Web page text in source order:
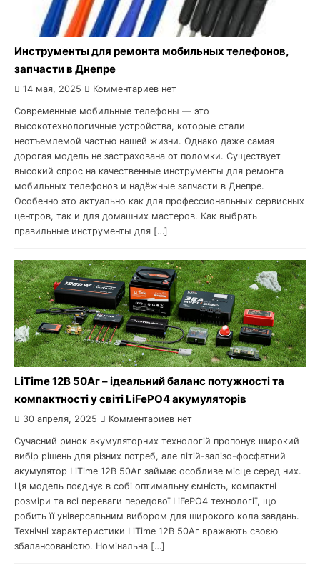
Инструменты для ремонта мобильных телефонов,
запчасти в Днепре
14 мая, 2025 Комментариев нет
Современные мобильные телефоны — это
высокотехнологичные устройства, которые стали
неотъемлемой частью нашей жизни. Однако даже самая
дорогая модель не застрахована от поломки. Существует
высокий спрос на качественные инструменты для ремонта
мобильных телефонов и надёжные запчасти в Днепре.
Особенно это актуально как для профессиональных сервисных
центров, так и для домашних мастеров. Как выбрать
правильные инструменты для […]
LiTime 12В 50Аг – ідеальний баланс потужності та
компактності у світі LiFePO4 акумуляторів
30 апреля, 2025 Комментариев нет
Сучасний ринок акумуляторних технологій пропонує широкий
вибір рішень для різних потреб, але літій-залізо-фосфатний
акумулятор LiTime 12В 50Аг займає особливе місце серед них.
Ця модель поєднує в собі оптимальну ємність, компактні
розміри та всі переваги передової LiFePO4 технології, що
робить її універсальним вибором для широкого кола завдань.
Технічні характеристики LiTime 12В 50Аг вражають своєю
збалансованістю. Номінальна […]